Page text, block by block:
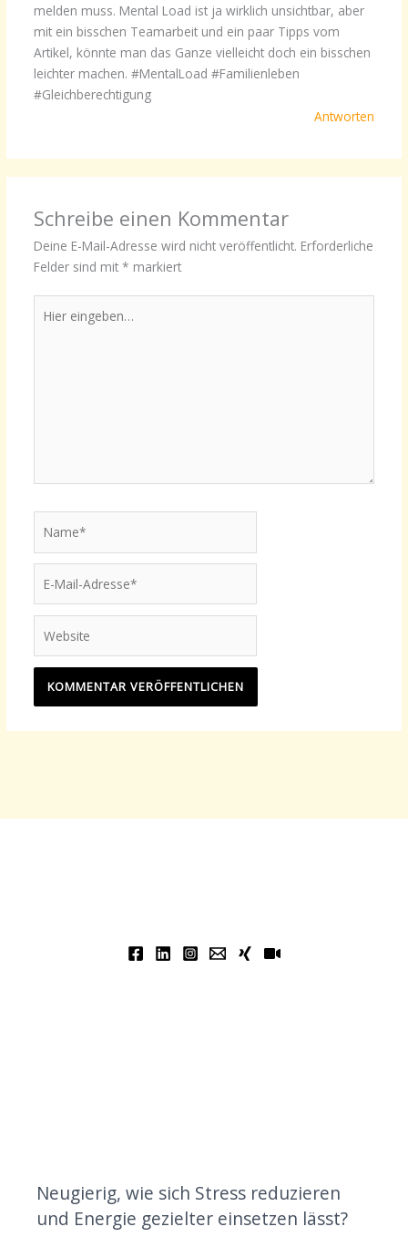
melden muss. Mental Load ist ja wirklich unsichtbar, aber
mit ein bisschen Teamarbeit und ein paar Tipps vom
Artikel, könnte man das Ganze vielleicht doch ein bisschen
leichter machen. #MentalLoad #Familienleben
#Gleichberechtigung
Antworten
Schreibe einen Kommentar
Deine E-Mail-Adresse wird nicht veröffentlicht. Erforderliche
Felder sind mit * markiert
eingeben…
Mail-
Adresse*
Neugierig, wie sich Stress reduzieren
und Energie gezielter einsetzen lässt?